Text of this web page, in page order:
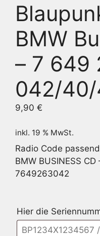
BMW
– 7 649
042/
9,90 €
inkl. 19 % MwSt.
Radio Code
BMW BUSINESS
7649263042
Hier die